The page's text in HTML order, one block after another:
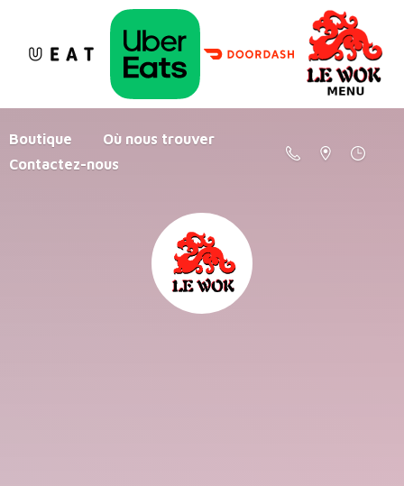
Boutique
Où nous trouver
Contactez-nous